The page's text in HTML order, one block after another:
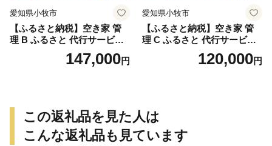
愛知県小牧市
【ふるさと納税】空き家 管
理 B ふるさと 代行サービス
1時間 程度 × 12回 建物 外部
状況 確認 2ヶ月に1回 雨漏り
助言 愛知県 小牧市
147,000円
愛知県小牧市
【ふるさと納税】空き家 管
理 C ふるさと 代行サービス
2時間 程度 × 6回 建物 外部
状況 確認 2ヶ月に1回 雨漏り
助言 愛知県 小牧市
120,000円
この返礼品を見た人は
こんな返礼品も見ています